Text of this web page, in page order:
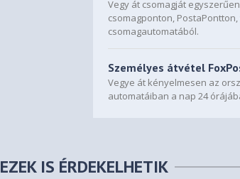
Vegy át csomagját
csomagponton,
csomagautomatából.
Személyes átvétel
Vegye át kényelmesen az
automatáiban a nap 24
EZEK IS ÉRDEKELHETIK